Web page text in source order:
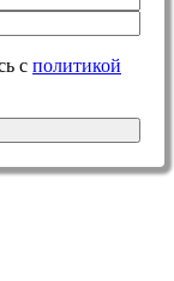
с политикой